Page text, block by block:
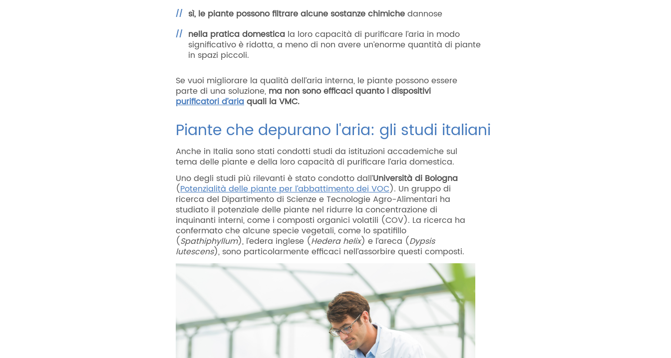
sì, le piante possono filtrare alcune sostanze chimichedannose
nella pratica domestica la loro capacità di purificare l’aria in modo
significativo è ridotta, a meno di non avere un’enorme quantità di piante
in spazi piccoli.
Se vuoi migliorare la qualità dell’aria interna, le piante possono essere
parte di una soluzione, ma non sono efficaci quanto i dispositivi
purificatori d’ariaquali la VMC.
Piante che depurano l'aria: gli studi italiani
Anche in Italia sono stati condotti studi da istituzioni accademiche sul
tema delle piante e della loro capacità di purificare l’aria domestica.
Uno degli studi più rilevanti è stato condotto dall’Università di Bologna
(Potenzialità delle piante per l’abbattimento dei VOC). Un gruppo di
ricerca del Dipartimento di Scienze e Tecnologie Agro-Alimentari ha
studiato il potenziale delle piante nel ridurre la concentrazione di
inquinanti interni, come i composti organici volatili (COV). La ricerca ha
confermato che alcune specie vegetali, come lo spatifillo
(Spathiphyllum), l’edera inglese (Hedera helix) e l’areca (Dypsis
lutescens), sono particolarmente efficaci nell’assorbire questi composti.